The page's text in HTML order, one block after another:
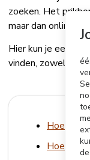
zoeken. Het
maar dan online!
Hier kun je
vinden, zowel
Hoe
Hoe